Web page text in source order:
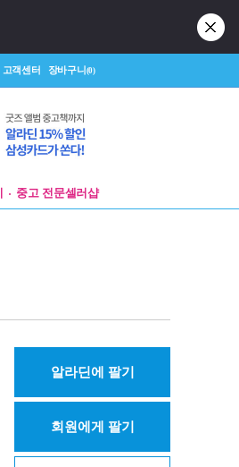
고객센터 장바구니(0)
중고 전문셀러샵
알라딘에 팔기
회원에게 팔기